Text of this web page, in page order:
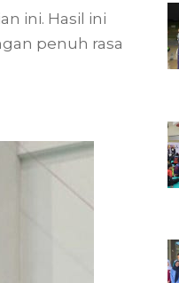
ini. Hasil ini
penuh rasa